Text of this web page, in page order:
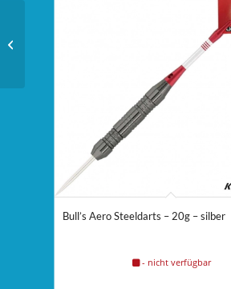
Bull’s Aero Steeldarts – 20g – silber
- nicht verfügbar